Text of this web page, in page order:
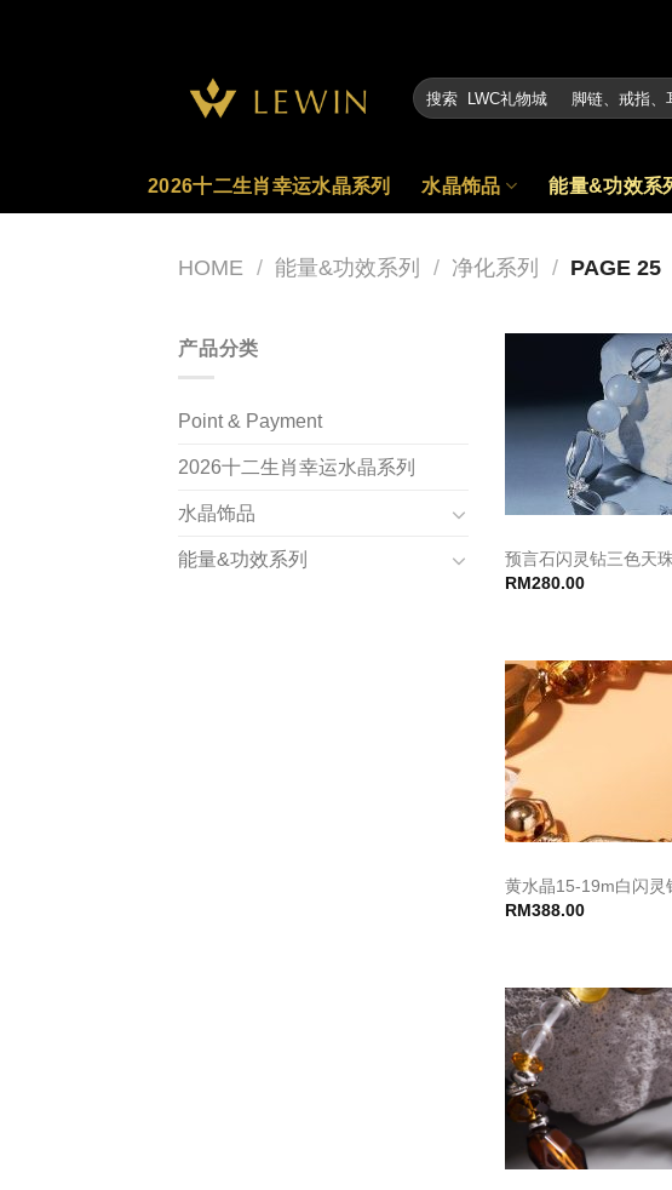
2026十二生肖幸运水晶系列 水晶饰品 能量&功效系
HOME / 能量&功效系列 / 净化系列 / PAGE 25
产品分类
Point & Payment
2026十二生肖幸运水晶系列
水晶饰品
能量&功效系列
预言石闪灵钻三色天
RM280.00
黄水晶15-19m白闪灵
RM388.00